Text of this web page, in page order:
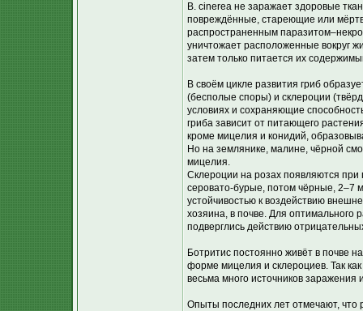
B. cinerea не заражает здоровые
повреждённые, стареющие или
распространенным
уничтожает расположенные вокруг
затем только питается их
В своём цикле развития гриб
(бесполые споры) и склероции
условиях и сохраняющие
гриба зависит от питающего
кроме мицелия и конидий,
Но на землянике, малине, чёрной
мицелия.
Склероции на розах появляются
серовато-бурые, потом чёрные, 2–7
устойчивостью к воздействию
хозяина, в почве. Для оптимального
подверглись действию
Ботритис постоянно живёт в почве
форме мицелия и склероциев. Так
весьма много источников заражения
Опыты последних лет отмечают,